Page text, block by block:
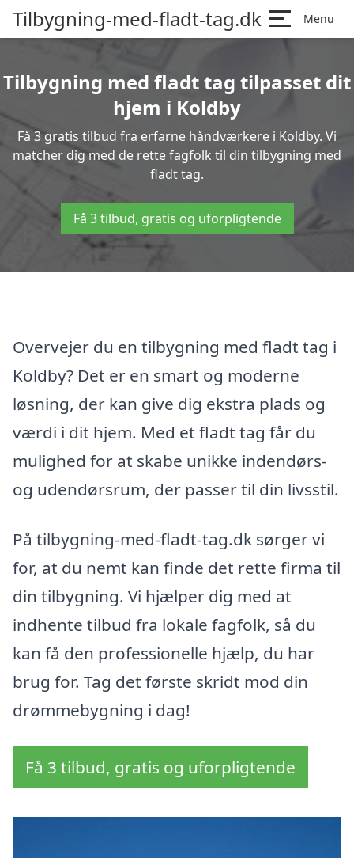
Tilbygning-med-fladt-tag.dk Menu
Tilbygning med fladt tag tilpasset dit
hjem i Koldby
Få 3 gratis tilbud fra erfarne håndværkere i Koldby. Vi
matcher dig med de rette fagfolk til din tilbygning med
fladt tag.
Få 3 tilbud, gratis og uforpligtende
Overvejer du en tilbygning med fladt tag i
Koldby? Det er en smart og moderne
løsning, der kan give dig ekstra plads og
værdi i dit hjem. Med et fladt tag får du
mulighed for at skabe unikke indendørs-
og udendørsrum, der passer til din livsstil.
På tilbygning-med-fladt-tag.dk sørger vi
for, at du nemt kan finde det rette firma til
din tilbygning. Vi hjælper dig med at
indhente tilbud fra lokale fagfolk, så du
kan få den professionelle hjælp, du har
brug for. Tag det første skridt mod din
drømmebygning i dag!
Få 3 tilbud, gratis og uforpligtende